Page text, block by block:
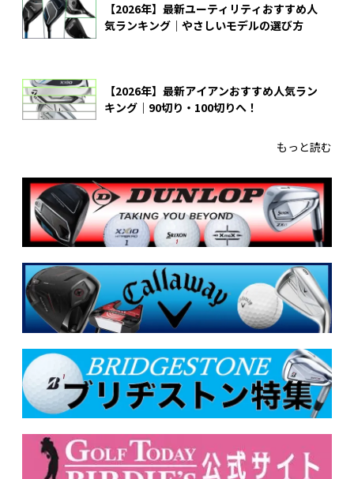
【2026年】最新ユーティリティおすすめ人
気ランキング｜やさしいモデルの選び方
【2026年】最新アイアンおすすめ人気ラン
キング｜90切り・100切りへ！
もっと読む